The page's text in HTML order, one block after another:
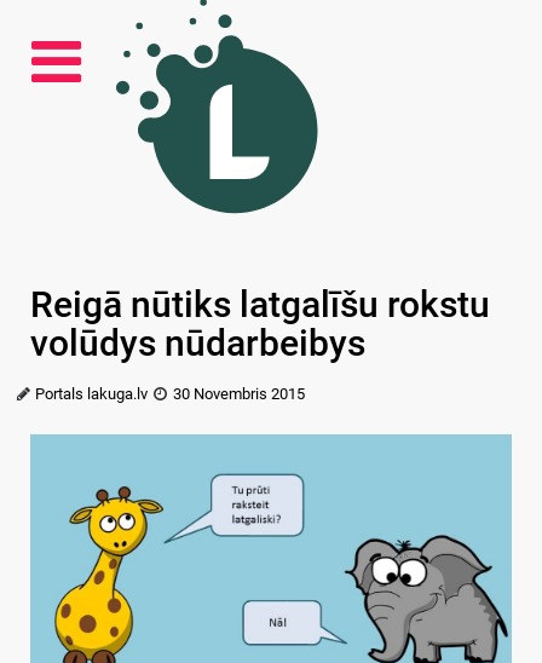
Reigā nūtiks latgalīšu rokstu
volūdys nūdarbeibys
Portals lakuga.lv 30 Novembris 2015